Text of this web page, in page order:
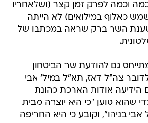
וכמה לפרק זמן קצר (ושלאחריו
כאלוף במילואים) לא הייתה
טענת השר ברק שראה במכתבו של
גם להודעת שר הביטחון
צה"ל דאז, תא"ל במיל' אבי
הידיעה אודות הארכת כהונת
שהוא טוען "כי היא יוצרה מבית
בניהו", וקובע כי היא החריפה